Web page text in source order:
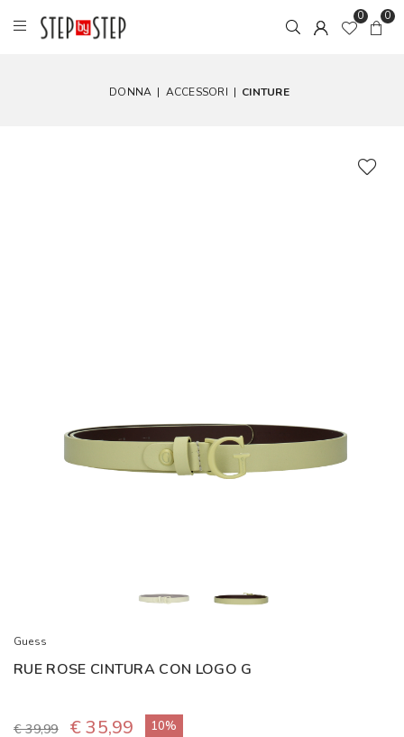
0 0
DONNA | ACCESSORI | CINTURE
Guess
RUE ROSE CINTURA CON LOGO G
€ 39,99 € 35,99 10%